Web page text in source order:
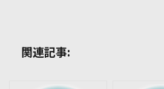
関連記事: